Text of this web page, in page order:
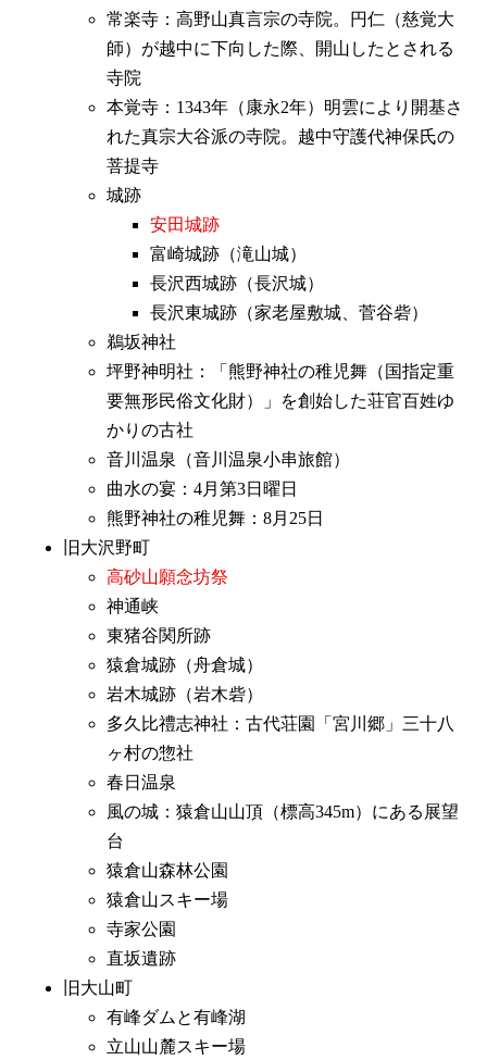
常楽寺：高野山真言宗の寺院。円仁（慈覚大
師）が越中に下向した際、開山したとされる
寺院
本覚寺：1343年（康永2年）明雲により開基さ
れた真宗大谷派の寺院。越中守護代神保氏の
菩提寺
城跡
安田城跡
富崎城跡（滝山城）
長沢西城跡（長沢城）
長沢東城跡（家老屋敷城、菅谷砦）
鵜坂神社
坪野神明社：「熊野神社の稚児舞（国指定重
要無形民俗文化財）」を創始した荘官百姓ゆ
かりの古社
音川温泉（音川温泉小串旅館）
曲水の宴：4月第3日曜日
熊野神社の稚児舞：8月25日
旧大沢野町
高砂山願念坊祭
神通峡
東猪谷関所跡
猿倉城跡（舟倉城）
岩木城跡（岩木砦）
多久比禮志神社：古代荘園「宮川郷」三十八
ヶ村の惣社
春日温泉
風の城：猿倉山山頂（標高345m）にある展望
台
猿倉山森林公園
猿倉山スキー場
寺家公園
直坂遺跡
旧大山町
有峰ダムと有峰湖
立山山麓スキー場